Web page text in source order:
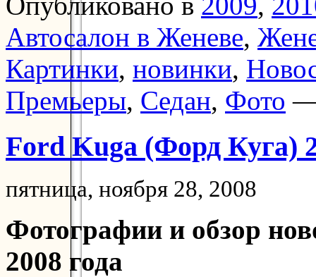
Автосалон в Женеве,
Картинки, новинки,
Премьеры, Седан, Фото
Ford Kuga (Форд Куга)
пятница, ноября 28, 2008
Фотографии и обзор
2008 года